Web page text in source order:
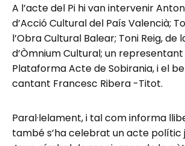
A l’acte del Pi hi van intervenir
d’Acció Cultural del País Valencià;
l’Obra Cultural Balear; Toni Reig, de
d’Òmnium Cultural; un
Plataforma Acte de Sobirania, i el
cantant Francesc Ribera -Titot.
Paral·lelament, i tal com informa
també s’ha celebrat un acte polític